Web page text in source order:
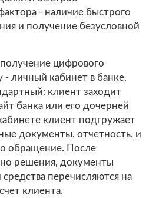
- наличие быстрого
и получение безусловной
цифрового
- личный кабинет в банке.
клиент заходит
банка или его дочерней
клиент подгружает
документы, отчетность, и
обращение. После
решения, документы
перечисляются на
клиента.